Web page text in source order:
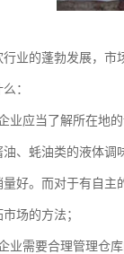
行业的蓬勃发展，市
：
业应当了解所在地
油、蚝油类的液体调
量好。而对于有自主
场的方法；
业需要合理管理仓